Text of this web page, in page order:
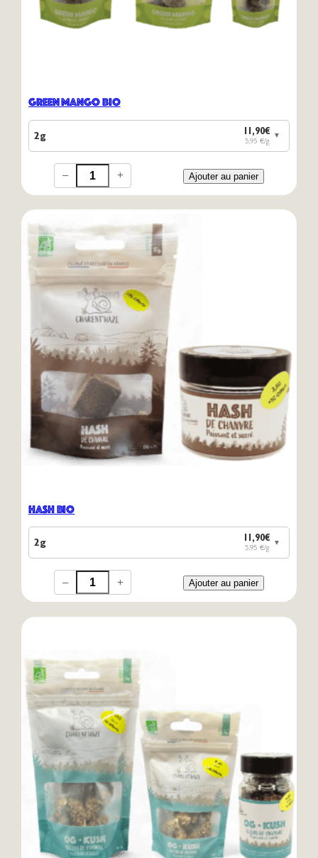
Green Mango Bio
2g 11,90€ ▼
5,95 €/g
– + Ajouter au panier
Hash Bio
2g 11,90€ ▼
5,95 €/g
– + Ajouter au panier